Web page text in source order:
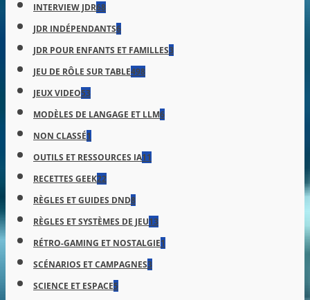
INTERVIEW JDR68
JDR INDÉPENDANTS6
JDR POUR ENFANTS ET FAMILLES3
JEU DE RÔLE SUR TABLE498
JEUX VIDEO53
MODÈLES DE LANGAGE ET LLM6
NON CLASSÉ1
OUTILS ET RESSOURCES IA11
RECETTES GEEK22
RÈGLES ET GUIDES DND8
RÈGLES ET SYSTÈMES DE JEU13
RÉTRO-GAMING ET NOSTALGIE1
SCÉNARIOS ET CAMPAGNES3
SCIENCE ET ESPACE5